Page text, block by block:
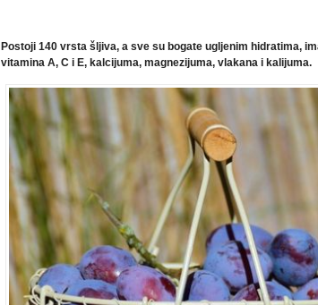
Postoji 140 vrsta šljiva, a sve su bogate ugljenim hidratima,
vitamina A, C i E, kalcijuma, magnezijuma, vlakana i kalijuma.